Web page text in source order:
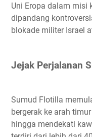
Uni Eropa dalam misi
dipandang
blokade militer Israel
Jejak Perjalanan
Sumud Flotilla
bergerak ke arah
hingga mendekati